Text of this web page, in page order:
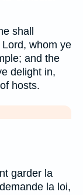
shall
whom ye
and the
delight in,
hosts.
garder la
la loi,